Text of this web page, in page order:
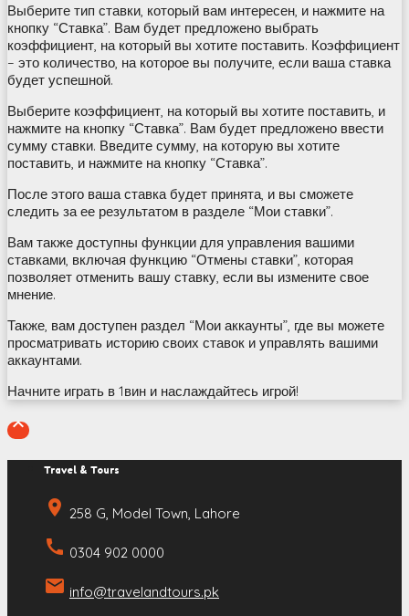
Выберите тип ставки, который вам интересен, и нажмите на
кнопку “Ставка”. Вам будет предложено выбрать
коэффициент, на который вы хотите поставить. Коэффициент
– это количество, на которое вы получите, если ваша ставка
будет успешной.
Выберите коэффициент, на который вы хотите поставить, и
нажмите на кнопку “Ставка”. Вам будет предложено ввести
сумму ставки. Введите сумму, на которую вы хотите
поставить, и нажмите на кнопку “Ставка”.
После этого ваша ставка будет принята, и вы сможете
следить за ее результатом в разделе “Мои ставки”.
Вам также доступны функции для управления вашими
ставками, включая функцию “Отмены ставки”, которая
позволяет отменить вашу ставку, если вы измените свое
мнение.
Также, вам доступен раздел “Мои аккаунты”, где вы можете
просматривать историю своих ставок и управлять вашими
аккаунтами.
Начните играть в 1вин и наслаждайтесь игрой!

Travel & Tours
place 258 G, Model Town, Lahore
call 0304 902 0000
email info@travelandtours.pk